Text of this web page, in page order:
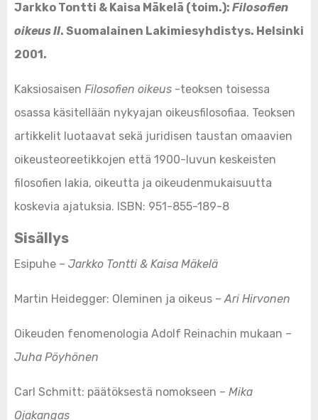
Jarkko Tontti & Kaisa Mäkelä (toim.): Filosofien
oikeus II. Suomalainen Lakimiesyhdistys. Helsinki
2001.
Kaksiosaisen Filosofien oikeus -teoksen toisessa
osassa käsitellään nykyajan oikeusfilosofiaa. Teoksen
artikkelit luotaavat sekä juridisen taustan omaavien
oikeusteoreetikkojen että 1900-luvun keskeisten
filosofien lakia, oikeutta ja oikeudenmukaisuutta
koskevia ajatuksia. ISBN: 951-855-189-8
Sisällys
Esipuhe – Jarkko Tontti & Kaisa Mäkelä
Martin Heidegger: Oleminen ja oikeus –Ari Hirvonen
Oikeuden fenomenologia Adolf Reinachin mukaan –
Juha Pöyhönen
Carl Schmitt: päätöksestä nomokseen – Mika
Ojakangas